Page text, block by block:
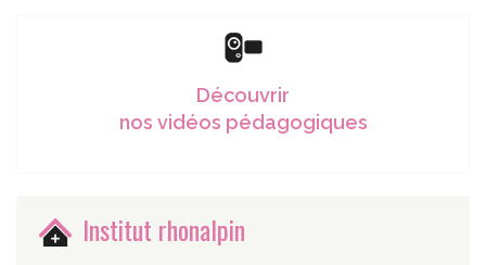
Découvrir
nos vidéos pédagogiques
Institut rhonalpin